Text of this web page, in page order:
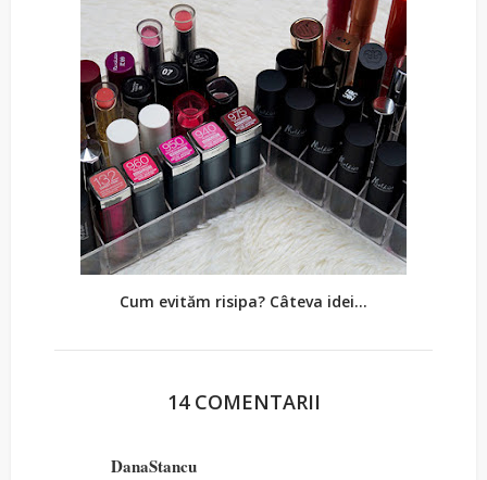
Cum evităm risipa? Câteva idei...
14 COMENTARII
DanaStancu